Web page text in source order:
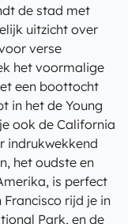
de stad met
uitzicht over
verse
het voormalige
een boottocht
in het de Young
ook de California
indrukwekkend
het oudste en
is perfect
rijd je in
Park, en de